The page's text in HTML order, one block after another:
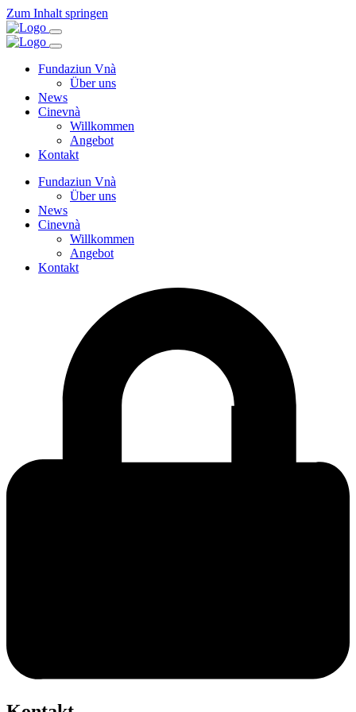
Zum Inhalt springen
Fundaziun Vnà
Über uns
News
Cinevnà
Willkommen
Angebot
Kontakt
Fundaziun Vnà
Über uns
News
Cinevnà
Willkommen
Angebot
Kontakt